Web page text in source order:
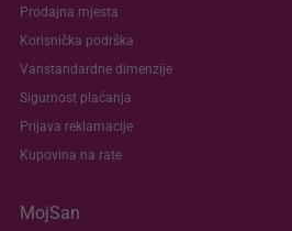
Prodajna mjesta
Korisnička podrška
Vanstandardne dimenzije
Sigurnost plaćanja
Prijava reklamacije
Kupovina na rate
MojSan